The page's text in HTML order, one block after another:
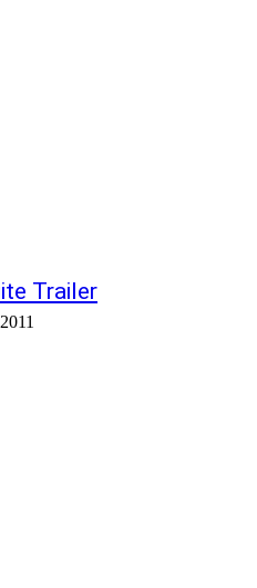
Trailer